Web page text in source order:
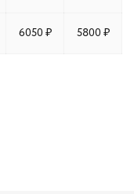
6050 ₽ 5800 ₽